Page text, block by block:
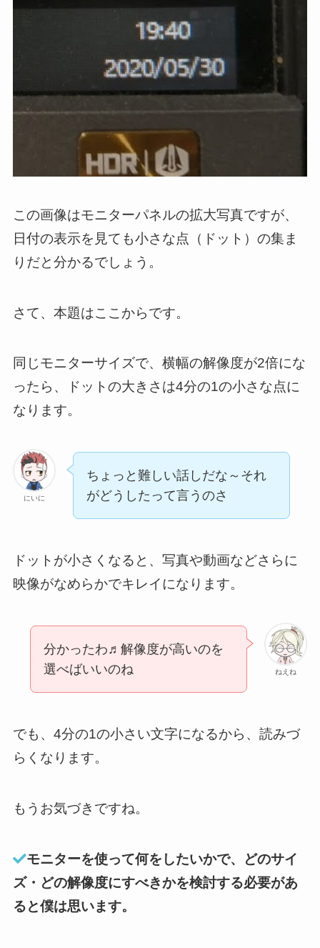
この画像はモニターパネルの拡大写真ですが、
日付の表示を見ても小さな点（ドット）の集ま
りだと分かるでしょう。
さて、本題はここからです。
同じモニターサイズで、横幅の解像度が2倍にな
ったら、ドットの大きさは4分の1の小さな点に
なります。
にいに
ちょっと難しい話しだな～それ
がどうしたって言うのさ
ドットが小さくなると、写真や動画などさらに
映像がなめらかでキレイになります。
ねえね
分かったわ♬解像度が高いのを
選べばいいのね
でも、4分の1の小さい文字になるから、読みづ
らくなります。
もうお気づきですね。
モニターを使って何をしたいかで、どのサイ
ズ・どの解像度にすべきかを検討する必要があ
ると僕は思います。